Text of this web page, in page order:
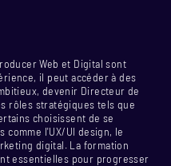
Web et Digital sont
il peut accéder à des
devenir Directeur de
rôles stratégiques tels que
choisissent de se
comme l'UX/UI design, le
digital. La formation
essentielles pour progresser